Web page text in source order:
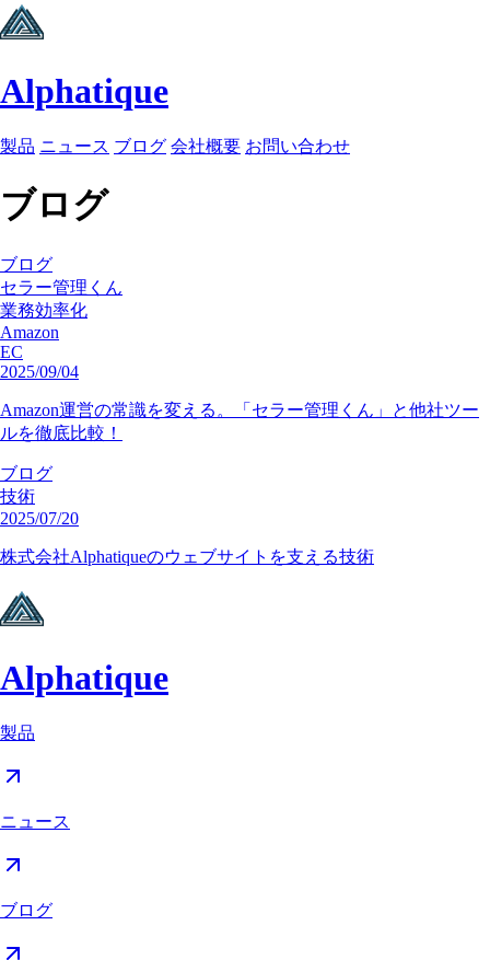
Alphatique
製品 ニュース ブログ 会社概要 お問い合わせ
ブログ
ブログ
セラー管理くん
業務効率化
Amazon
EC
2025/09/04
Amazon運営の常識を変える。「セラー管理くん」と他社ツー
ルを徹底比較！
ブログ
技術
2025/07/20
株式会社Alphatiqueのウェブサイトを支える技術
Alphatique
製品
ニュース
ブログ